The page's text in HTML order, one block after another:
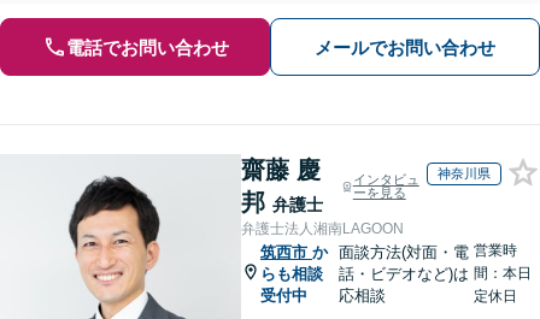
電話でお問い合わせ メールでお問い合わせ
齋藤 慶
邦 弁護士
インタビュ
ーを見る
神奈川県
弁護士法人湘南LAGOON
筑西市 か
らも相談
受付中
面談方法(対面・電
話・ビデオなど)は
応相談
営業時
間：本日
定休日